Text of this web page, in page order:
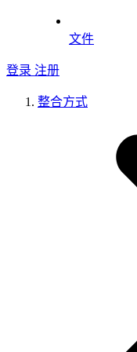
文件
登录 注册
整合方式